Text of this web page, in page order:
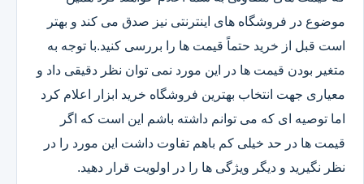
موضوع در فروشگاه های اینترنتی نیز صدق می کند و بهتر
است قبل از خرید حتماً قیمت ها را بررسی کنید.با توجه به
متغیر بودن قیمت ها در این مورد نمی توان نظر دقیقی داد و
معیاری جهت انتخاب بهترین فروشگاه خرید ابزار اعلام کرد
اما توصیه ای که می توانم داشته باشم این است که اگر
قیمت ها در حد خیلی کم باهم تفاوت داشت این مورد را در
نظر نگیرید و دیگر ویژگی ها را در اولویت قرار دهید.